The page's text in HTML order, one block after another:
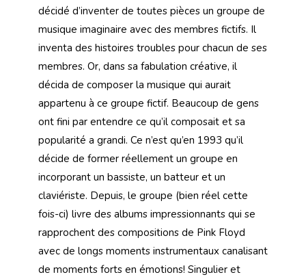
décidé d’inventer de toutes pièces un groupe de
musique imaginaire avec des membres fictifs. Il
inventa des histoires troubles pour chacun de ses
membres. Or, dans sa fabulation créative, il
décida de composer la musique qui aurait
appartenu à ce groupe fictif. Beaucoup de gens
ont fini par entendre ce qu’il composait et sa
popularité a grandi. Ce n’est qu’en 1993 qu’il
décide de former réellement un groupe en
incorporant un bassiste, un batteur et un
claviériste. Depuis, le groupe (bien réel cette
fois-ci) livre des albums impressionnants qui se
rapprochent des compositions de Pink Floyd
avec de longs moments instrumentaux canalisant
de moments forts en émotions! Singulier et